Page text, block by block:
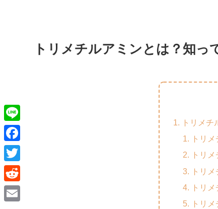
トリメチルアミンとは？知っ
トリメ
トリ
トリ
トリ
トリ
トリ
L
i
n
e
F
a
c
e
T
w
i
R